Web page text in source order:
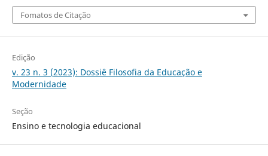
Fomatos de Citação
Edição
v. 23 n. 3 (2023): Dossiê Filosofia da Educação e
Modernidade
Seção
Ensino e tecnologia educacional